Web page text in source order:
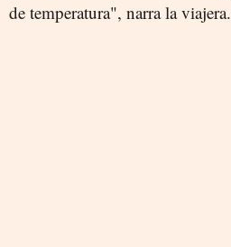
de temperatura", narra la viajera.